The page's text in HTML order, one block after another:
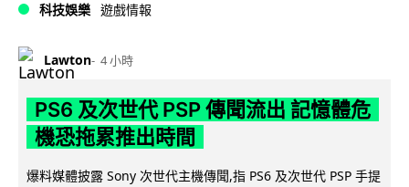
科技娛樂 遊戲情報
Lawton 4 小時
PS6 及次世代 PSP 傳聞流出 記憶體危
機恐拖累推出時間
爆料媒體披露 Sony 次世代主機傳聞,指 PS6 及次世代 PSP 手提